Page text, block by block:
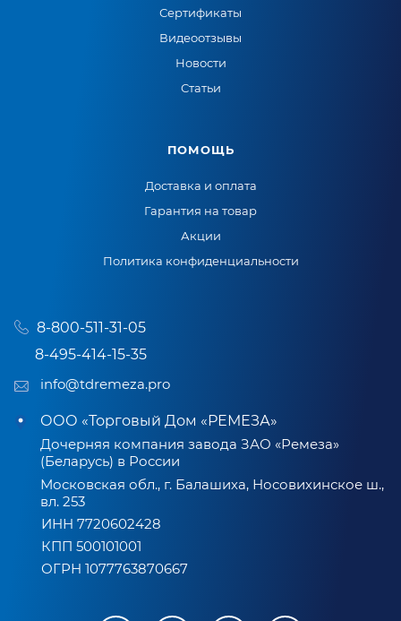
Сертификаты
Видеоотзывы
Новости
Статьи
ПОМОЩЬ
Доставка и оплата
Гарантия на товар
Акции
Политика конфиденциальности
8-800-511-31-05
8-495-414-15-35
info@tdremeza.pro
ООО «Торговый Дом «РЕМЕЗА»
Дочерняя компания завода ЗАО «Ремеза»
(Беларусь) в России
Московская обл., г. Балашиха, Носовихинское ш.,
вл. 253
ИНН 7720602428
КПП 500101001
ОГРН 1077763870667